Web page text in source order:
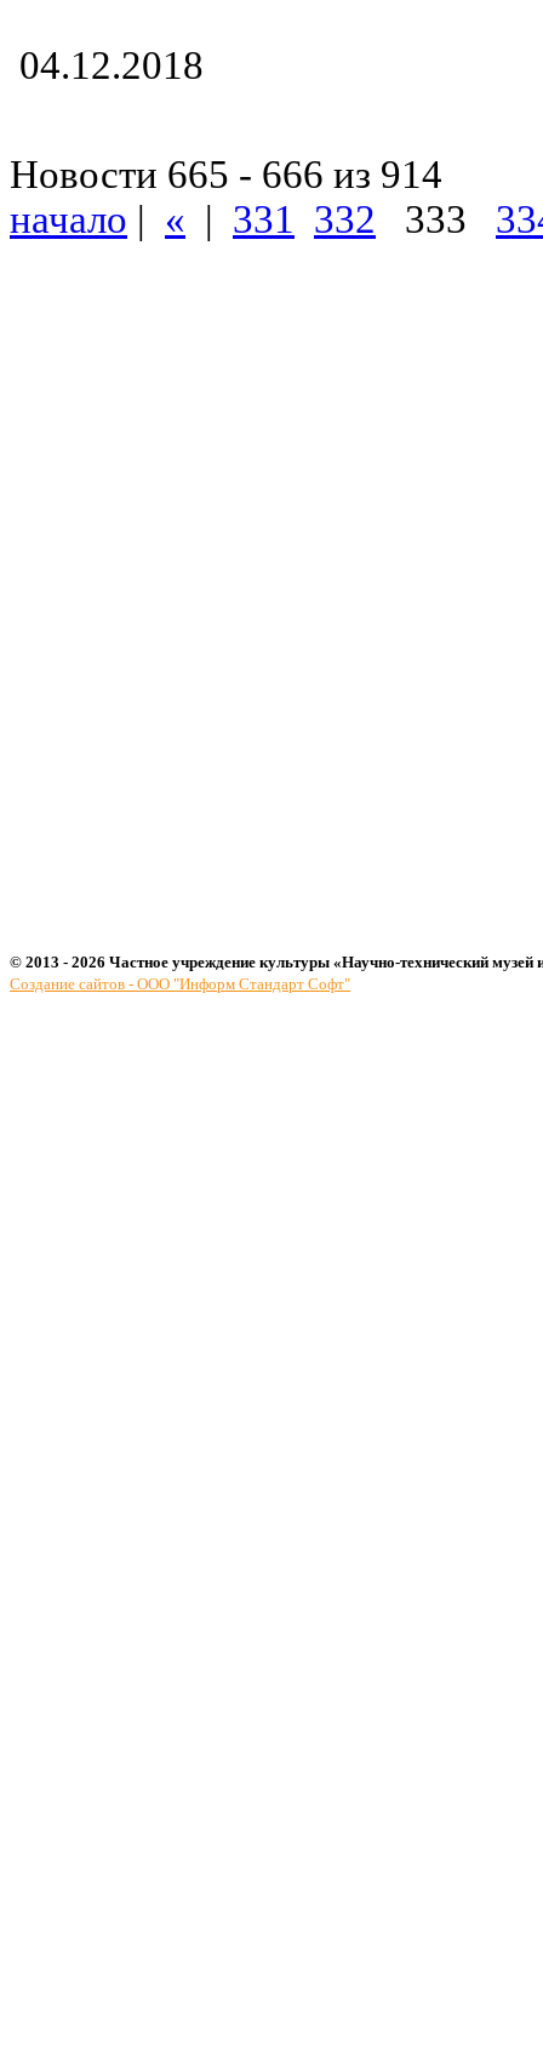
04.12.2018
Новости 665 - 666 из 914
начало | « | 331 332 333
© 2013 - 2026 Частное учреждение культуры «Научно-технический музей
Создание сайтов - ООО "Информ Стандарт Софт"